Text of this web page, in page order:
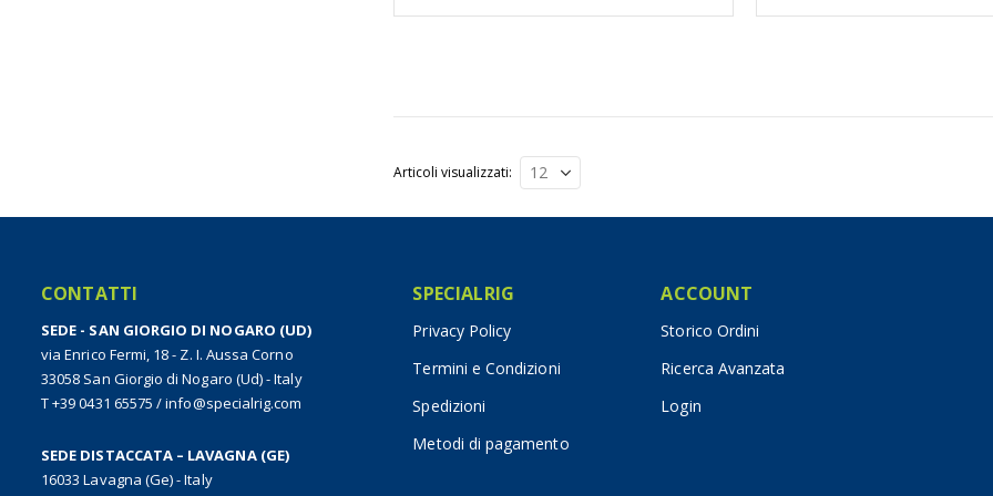
Articoli visualizzati
CONTATTI
SEDE - SAN GIORGIO DI NOGARO (UD)
via Enrico Fermi, 18 - Z. I. Aussa Corno
33058 San Giorgio di Nogaro (Ud) - Italy
T +39 0431 65575 /info@specialrig.com
SEDE DISTACCATA – LAVAGNA (GE)
16033 Lavagna (Ge) - Italy
SPECIALRIG
Privacy Policy
Termini e Condizioni
Spedizioni
Metodi di pagamento
ACCOUNT
Storico Ordini
Ricerca Avanzata
Login